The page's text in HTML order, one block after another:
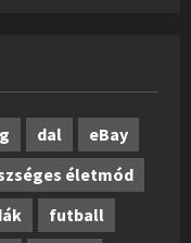
dal
eBay
életmód
futball